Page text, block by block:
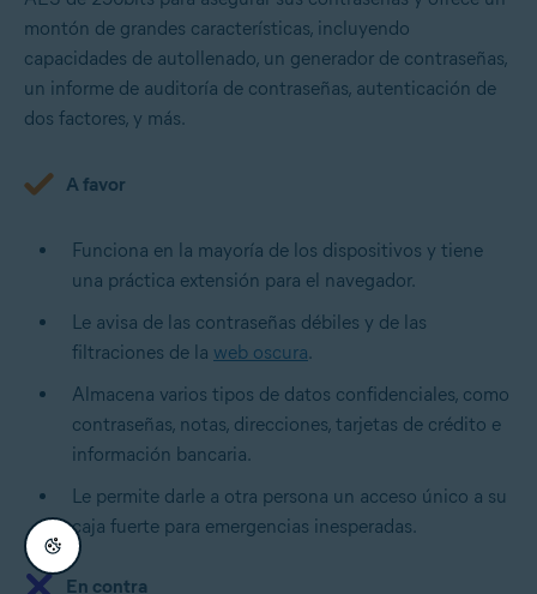
montón de grandes características, incluyendo
capacidades de autollenado, un generador de contraseñas,
un informe de auditoría de contraseñas, autenticación de
dos factores, y más.
A favor
Funciona en la mayoría de los dispositivos y tiene
una práctica extensión para el navegador.
Le avisa de las contraseñas débiles y de las
filtraciones de la web oscura.
Almacena varios tipos de datos confidenciales, como
contraseñas, notas, direcciones, tarjetas de crédito e
información bancaria.
Le permite darle a otra persona un acceso único a su
caja fuerte para emergencias inesperadas.
En contra